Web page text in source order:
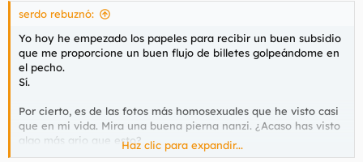
serdo rebuznó:
Yo hoy he empezado los papeles para recibir un buen subsidio
que me proporcione un buen flujo de billetes golpeándome en
el pecho.
Sí.
Por cierto, es de las fotos más homosexuales que he visto casi
que en mi vida. Mira una buena pierna nanzi. ¿Acaso has visto
algo más ario que esto?Haz clic para expandir...